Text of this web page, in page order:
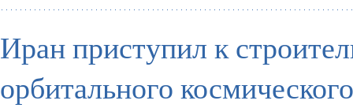
Иран приступил к
орбитального